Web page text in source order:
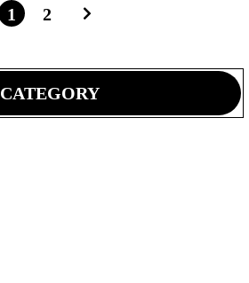
1 2
CATEGORY